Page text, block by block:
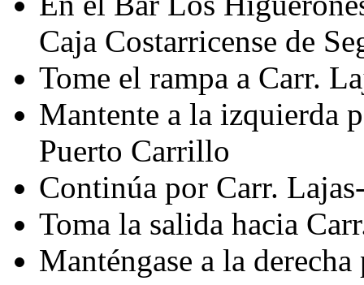
Caja Costarricense de
Tome el rampa a Carr.
Mantente a la izquierda
Puerto Carrillo
Continúa por Carr.
Toma la salida hacia
Manténgase a la